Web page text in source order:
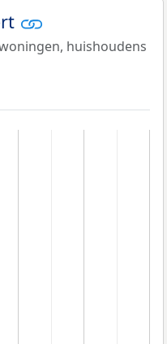
huishoudens